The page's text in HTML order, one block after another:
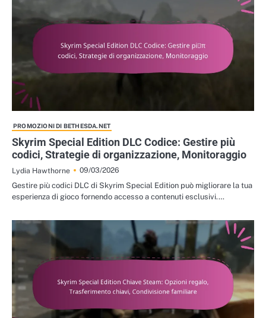
PROMOZIONI DI BETHESDA.NET
Skyrim Special Edition DLC Codice: Gestire più
codici, Strategie di organizzazione, Monitoraggio
Lydia Hawthorne
09/03/2026
Gestire più codici DLC di Skyrim Special Edition può migliorare la tua
esperienza di gioco fornendo accesso a contenuti esclusivi.…